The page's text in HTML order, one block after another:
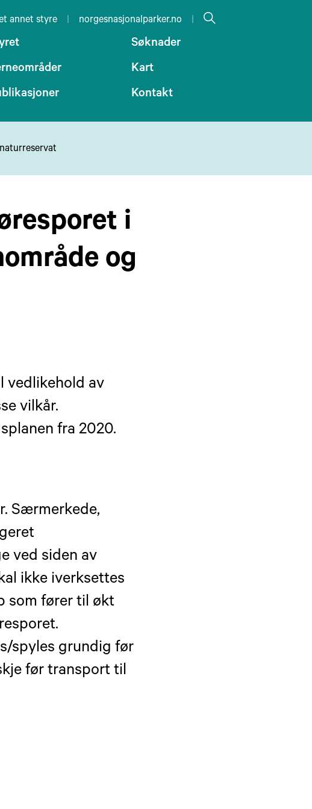
annet styre | norgesnasjonalparker.no |
Søknader
Kart
Kontakt
i
og
vedlikehold av
vilkår.
fra 2020.
Særmerkede,
ved siden av
ikke iverksettes
som fører til økt
spyles grundig før
før transport til